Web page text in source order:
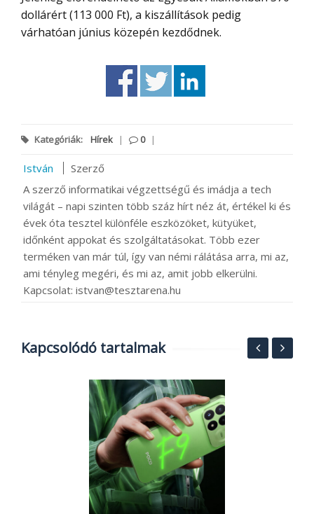
dollárért (113 000 Ft), a kiszállítások pedig
várhatóan június közepén kezdődnek.
Kategóriák: Hírek | 0 |
István
Szerző
A szerző informatikai végzettségű és imádja a tech
világát – napi szinten több száz hírt néz át, értékel ki és
évek óta tesztel különféle eszközöket, kütyüket,
időnként appokat és szolgáltatásokat. Több ezer
terméken van már túl, így van némi rálátása arra, mi az,
ami tényleg megéri, és mi az, amit jobb elkerülni.
Kapcsolat: istvan@tesztarena.hu
Kapcsolódó tartalmak